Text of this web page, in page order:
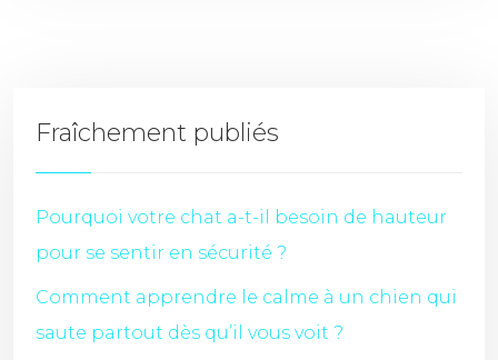
Fraîchement publiés
Pourquoi votre chat a-t-il besoin de hauteur
pour se sentir en sécurité ?
Comment apprendre le calme à un chien qui
saute partout dès qu’il vous voit ?